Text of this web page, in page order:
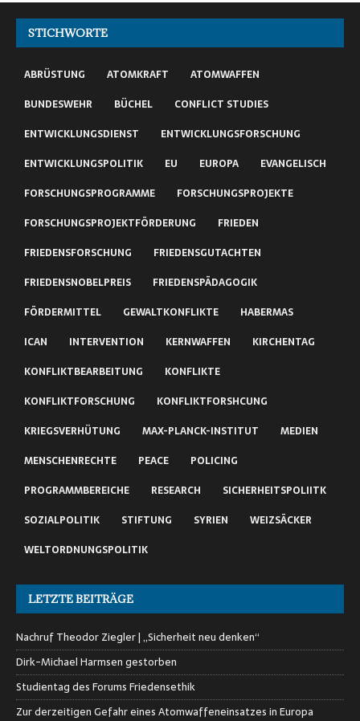
STICHWORTE
ABRÜSTUNG ATOMKRAFT
ATOMWAFFEN
BUNDESWEHR
BÜCHEL
CONFLICT STUDIES
ENTWICKLUNGSDIENST
ENTWICKLUNGSFORSCHUNG
ENTWICKLUNGSPOLITIK
EU EUROPA
EVANGELISCH
FORSCHUNGSPROGRAMME
FORSCHUNGSPROJEKTE
FORSCHUNGSPROJEKTFÖRDERUNG
FRIEDEN
FRIEDENSFORSCHUNG
FRIEDENSGUTACHTEN
FRIEDENSNOBELPREIS
FRIEDENSPÄDAGOGIK
FÖRDERMITTEL
GEWALTKONFLIKTE
HABERMAS
ICAN
INTERVENTION KERNWAFFEN
KIRCHENTAG
KONFLIKTBEARBEITUNG
KONFLIKTE
KONFLIKTFORSCHUNG
KONFLIKTFORSHCUNG
KRIEGSVERHÜTUNG
MAX-PLANCK-INSTITUT
MEDIEN
MENSCHENRECHTE
PEACE
POLICING
PROGRAMMBEREICHE
RESEARCH
SICHERHEITSPOLIITK
SOZIALPOLITIK
STIFTUNG SYRIEN
WEIZSÄCKER
WELTORDNUNGSPOLITIK
LETZTE BEITRÄGE
Nachruf Theodor Ziegler | „Sicherheit neu denken“
Dirk-Michael Harmsen gestorben
Studientag des Forums Friedensethik
Zur derzeitigen Gefahr eines Atomwaffeneinsatzes in Europa